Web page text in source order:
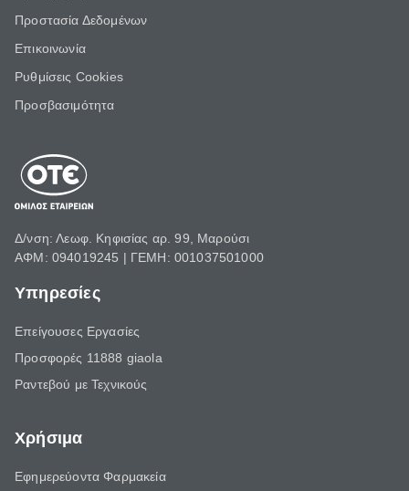
Προστασία Δεδομένων
Επικοινωνία
Ρυθμίσεις Cookies
Προσβασιμότητα
Δ/νση: Λεωφ. Κηφισίας αρ. 99, Μαρούσι
ΑΦΜ: 094019245 | ΓΕΜΗ: 001037501000
Υπηρεσίες
Επείγουσες Εργασίες
Προσφορές 11888 giaola
Ραντεβού με Τεχνικούς
Χρήσιμα
Εφημερεύοντα Φαρμακεία